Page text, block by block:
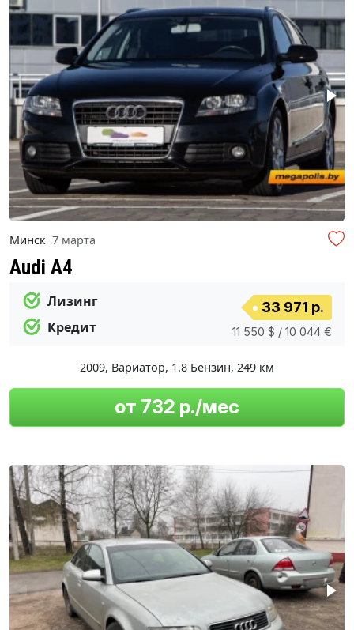
Минск 7 марта
Audi A4
Лизинг
Кредит
33 971 р.
11 550 $ / 10 044 €
2009, Вариатор, 1.8 Бензин, 249 км
от 732 р./мес